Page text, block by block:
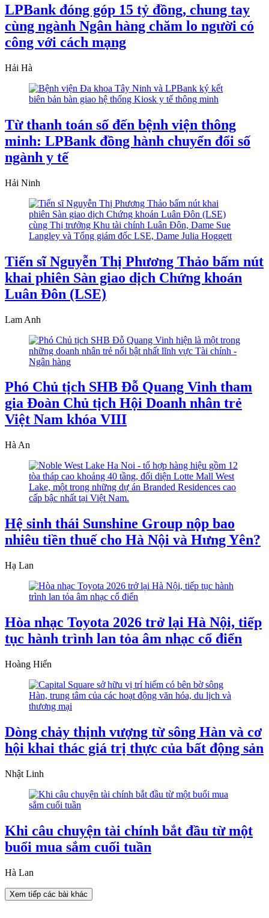
LPBank đóng góp 15 tỷ đồng, chung tay
cùng ngành Ngân hàng chăm lo người có
công với cách mạng
Hải Hà
Từ thanh toán số đến bệnh viện thông
minh: LPBank đồng hành chuyển đổi số
ngành y tế
Hải Ninh
Tiến sĩ Nguyễn Thị Phương Thảo bấm nút
khai phiên Sàn giao dịch Chứng khoán
Luân Đôn (LSE)
Lam Anh
Phó Chủ tịch SHB Đỗ Quang Vinh tham
gia Đoàn Chủ tịch Hội Doanh nhân trẻ
Việt Nam khóa VIII
Hà An
Hệ sinh thái Sunshine Group nộp bao
nhiêu tiền thuế cho Hà Nội và Hưng Yên?
Hạ Lan
Hòa nhạc Toyota 2026 trở lại Hà Nội, tiếp
tục hành trình lan tỏa âm nhạc cổ điển
Hoàng Hiển
Dòng chảy thịnh vượng từ sông Hàn và cơ
hội khai thác giá trị thực của bất động sản
Nhật Linh
Khi câu chuyện tài chính bắt đầu từ một
buổi mua sắm cuối tuần
Hà Lan
Xem tiếp các bài khác